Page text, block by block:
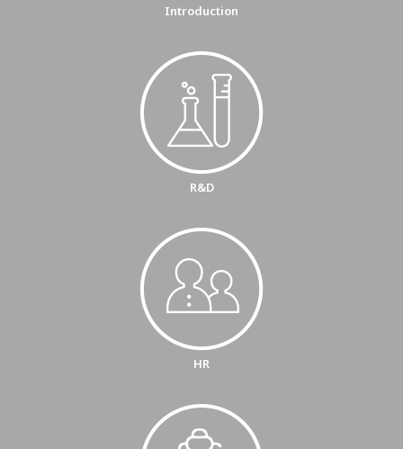
Introduction
R&D
HR